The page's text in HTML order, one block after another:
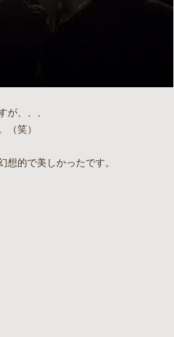
が、、、
笑）
的で美しかったです。